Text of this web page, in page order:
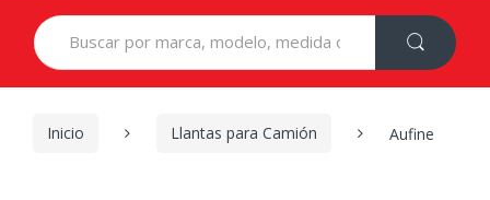
Search
for:
Inicio Llantas para Camión Aufine